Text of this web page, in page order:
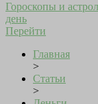
Гороскопы и
день
Перейти
Главная
>
Статьи
>